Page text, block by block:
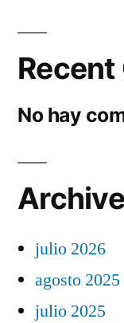
No hay
julio 2026
agosto 2025
julio 2025